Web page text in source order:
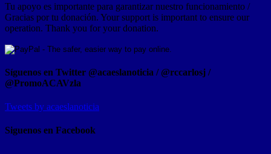
Tu apoyo es importante para garantizar nuestro funcionamiento /
Gracias por tu donación. Your support is important to ensure our
operation. Thank you for your donation.
Síguenos en Twitter @acaeslanoticia / @rccarlosj /
@PromoACAVzla
Tweets by acaeslanoticia
Siguenos en Facebook